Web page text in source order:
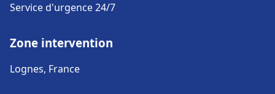
Service d'urgence 24/7
Zone intervention
Lognes, France